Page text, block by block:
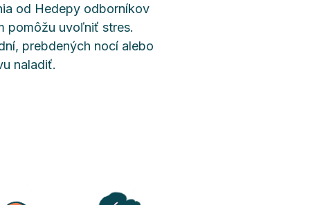
od Hedepy odborníkov
pomôžu uvoľniť stres.
prebdených nocí alebo
naladiť.